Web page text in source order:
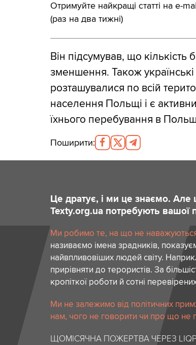
Отримуйте найкращі статті на e-
(раз на два тижні)
Він підсумував, що кількість
зменшення. Також українські
розташувалися по всій
населення Польщі і є
їхнього перебування в
Поширити:
Це дратує, і ми це знаємо.
Texty.org.ua потребують вашої
Ми робимо те, на що не наважуються
називаємо імена зрадників,
найвпливовіших людей світу.
прирівняти до терористів. За
кропіткої роботи й сотні
Ми не залежимо від політичних
нам, чого не говорити чи про що не
ЩОМІСЯЧНА ПОЖЕРТВА ЧЕРЕЗ